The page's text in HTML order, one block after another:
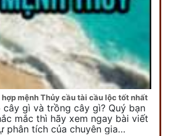
mệnh Thủy cầu tài cầu lộc tốt nhất
cây gì và trồng cây gì? Quý bạn
mắc thì hãy xem ngay bài viết
phân tích của chuyên gia…